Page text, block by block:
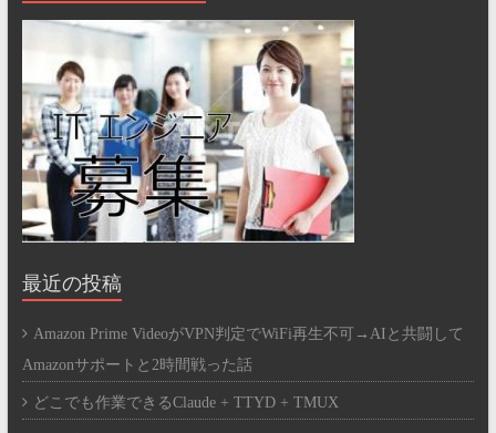
最近の投稿
Amazon Prime VideoがVPN判定でWiFi再生不可→AIと共闘して
Amazonサポートと2時間戦った話
どこでも作業できるClaude + TTYD + TMUX